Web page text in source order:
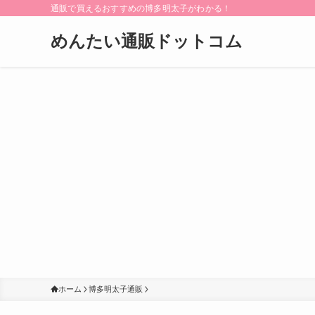
通販で買えるおすすめの博多明太子がわかる！
めんたい通販ドットコム
ホーム 博多明太子通販